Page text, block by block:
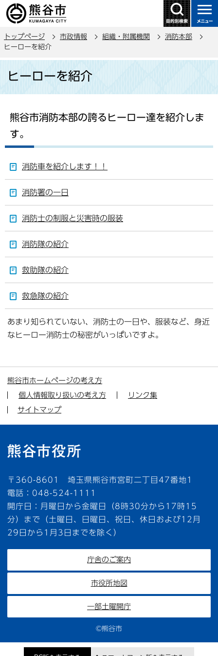
の
ー
トップページ 市政情報 組織・附属機関
消防本部
ヒーローを紹介
ヒーローを紹介
熊谷市消防本部の誇るヒーロー達を紹介しま
す。
消防車を紹介します！！
消防署の一日
消防士の制服と災害時の服装
消防隊の紹介
救助隊の紹介
救急隊の紹介
あまり知られていない、消防士の一日や、服装など、身近
なヒーロー消防士の秘密がいっぱいですよ。
熊谷市ホームページの考え方
個人情報取り扱いの考え方
リンク集
サイトマップ
〒360-8601 埼玉県熊谷市宮町二丁目47番地1
電話：048-524-1111
開庁日：月曜日から金曜日（8時30分から17時15
分）まで（土曜日、日曜日、祝日、休日および12月
29日から1月3日までを除く）
庁舎のご案内
市役所地図
一部土曜開庁
©熊谷市